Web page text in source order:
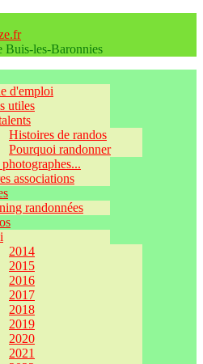
Buis-les-Baronnies
d'emploi
utiles
Histoires de randos
Pourquoi randonner
associations
randonnées
2014
2015
2016
2017
2018
2019
2020
2021